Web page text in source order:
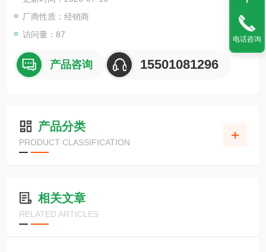
厂商性质：经销商
访问量：87
产品咨询 15501081296
产品分类
PRODUCT CLASSIFICATION
相关文章
RELATED ARTICLES
电话咨询